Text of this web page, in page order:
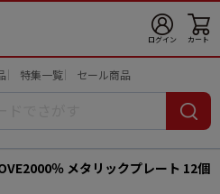
ログイン カート
特集一覧 セール商品
％ メタリックプレート 12個